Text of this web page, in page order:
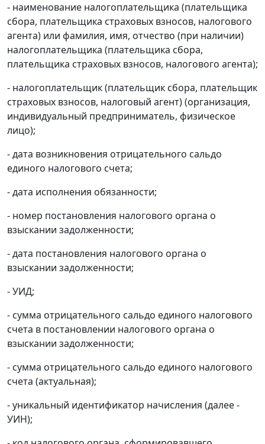
- наименование налогоплательщика (плательщика
сбора, плательщика страховых взносов, налогового
агента) или фамилия, имя, отчество (при наличии)
налогоплательщика (плательщика сбора,
плательщика страховых взносов, налогового агента);
- налогоплательщик (плательщик сбора, плательщик
страховых взносов, налоговый агент) (организация,
индивидуальный предприниматель, физическое
лицо);
- дата возникновения отрицательного сальдо
единого налогового счета;
- дата исполнения обязанности;
- номер постановления налогового органа о
взыскании задолженности;
- дата постановления налогового органа о
взыскании задолженности;
- УИД;
- сумма отрицательного сальдо единого налогового
счета в постановлении налогового органа о
взыскании задолженности;
- сумма отрицательного сальдо единого налогового
счета (актуальная);
- уникальный идентификатор начисления (далее -
УИН);